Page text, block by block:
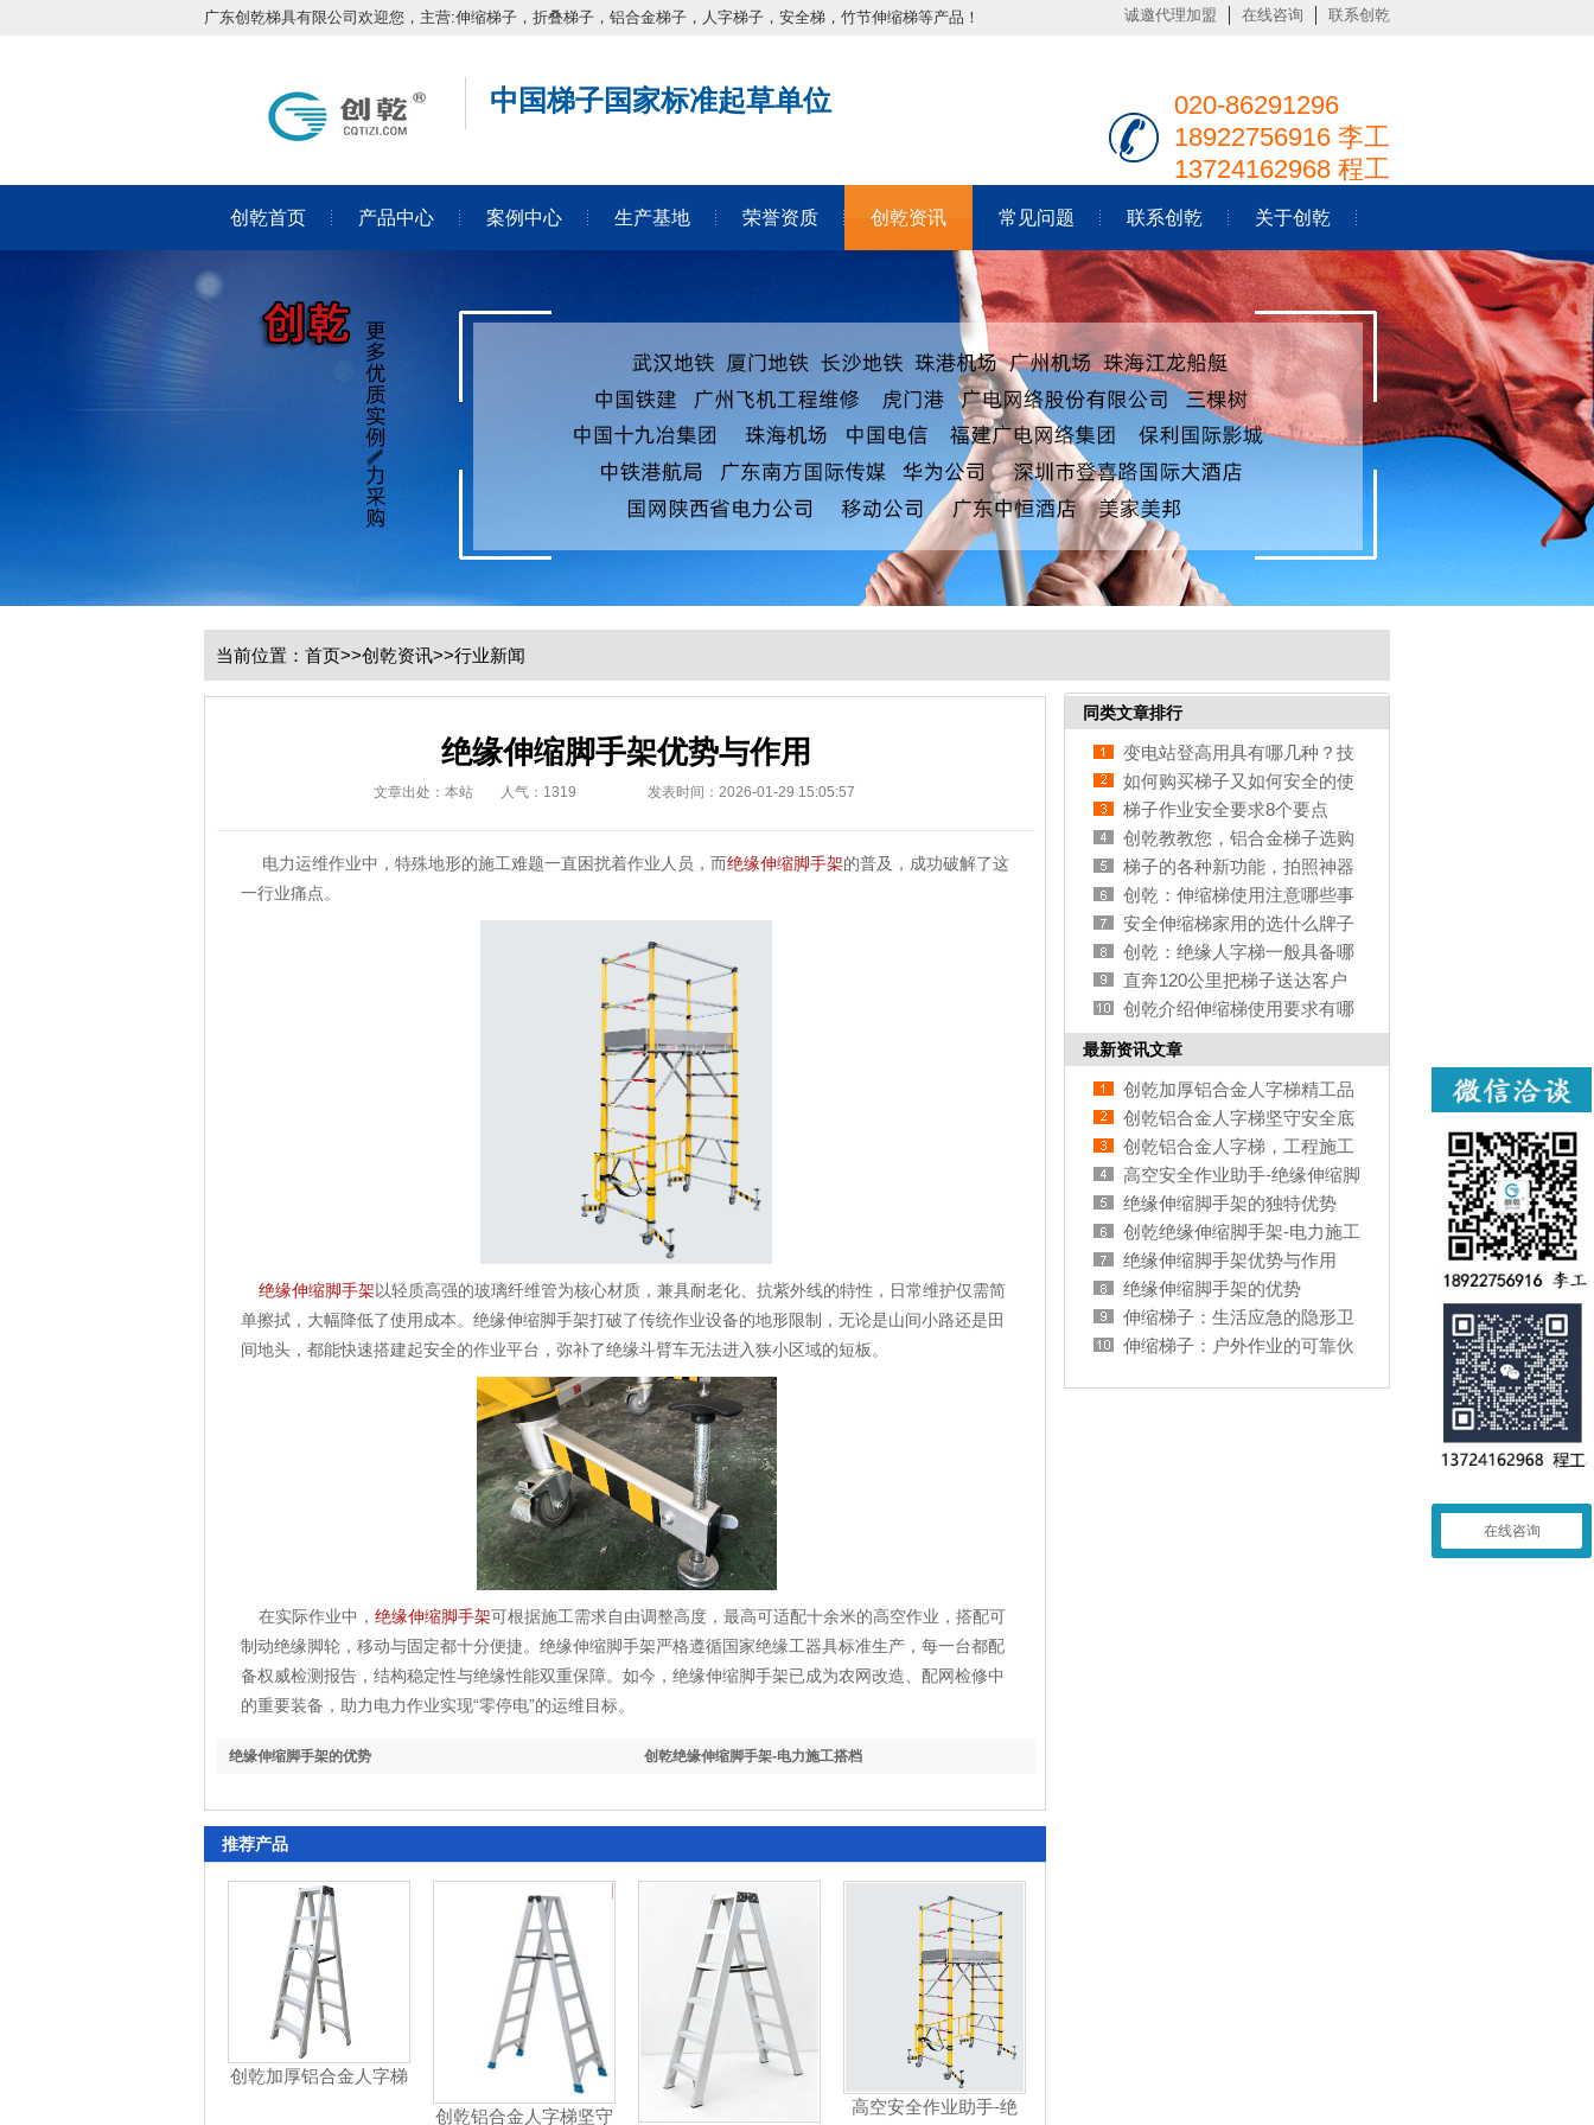
广东创乾梯具有限公司欢迎您，主营:伸缩梯子，折叠梯子，铝合金梯子，人字梯子，安全梯，竹节伸缩梯等产品！ 诚邀代理加盟 在线咨询 联系创乾
中国梯子国家标准起草单位
020-86291296
18922756916 李工
13724162968 程工
创乾首页 产品中心 案例中心 生产基地 荣誉资质 创乾资讯 常见问题 联系创乾 关于创乾
当前位置： 首页>>创乾资讯>>行业新闻
绝缘伸缩脚手架优势与作用
文章出处：本站 人气： 1319 发表时间：2026-01-29 15:05:57
电力运维作业中，特殊地形的施工难题一直困扰着作业人员，而绝缘伸缩脚手架的普及，成功破解了这
一行业痛点。
绝缘伸缩脚手架以轻质高强的玻璃纤维管为核心材质，兼具耐老化、抗紫外线的特性，日常维护仅需简
单擦拭，大幅降低了使用成本。绝缘伸缩脚手架打破了传统作业设备的地形限制，无论是山间小路还是田
间地头，都能快速搭建起安全的作业平台，弥补了绝缘斗臂车无法进入狭小区域的短板。
在实际作业中， 绝缘伸缩脚手架可根据施工需求自由调整高度，最高可适配十余米的高空作业，搭配可
制动绝缘脚轮，移动与固定都十分便捷。绝缘伸缩脚手架严格遵循国家绝缘工器具标准生产，每一台都配
备权威检测报告，结构稳定性与绝缘性能双重保障。如今，绝缘伸缩脚手架已成为农网改造、配网检修中
的重要装备，助力电力作业实现“零停电”的运维目标。
创乾绝缘伸缩脚手架-电力施工搭档
绝缘伸缩脚手架的优势
推荐产品
创乾加厚铝合金人字梯
创乾铝合金人字梯坚守
高空安全作业助手-绝
同类文章排行
变电站登高用具有哪几种？技
术要求有哪些
如何购买梯子又如何安全的使
用梯子
梯子作业安全要求8个要点
创乾教教您，铝合金梯子选购
实用技巧
梯子的各种新功能，拍照神器
你有没有被get到
创乾：伸缩梯使用注意哪些事
项
安全伸缩梯家用的选什么牌子
的好
创乾：绝缘人字梯一般具备哪
些特点？
直奔120公里把梯子送达客户
手中，为专业点赞
创乾介绍伸缩梯使用要求有哪
些？
最新资讯文章
创乾加厚铝合金人字梯精工品
质，铸就工程实用之梯（工
程）
创乾铝合金人字梯坚守安全底
线，赋能工程作业
创乾铝合金人字梯，工程施工
的得力利器（工程）
高空安全作业助手-绝缘伸缩脚
手架
绝缘伸缩脚手架的独特优势
创乾绝缘伸缩脚手架-电力施工
搭档
绝缘伸缩脚手架优势与作用
绝缘伸缩脚手架的优势
伸缩梯子：生活应急的隐形卫
士
伸缩梯子：户外作业的可靠伙
在线咨询